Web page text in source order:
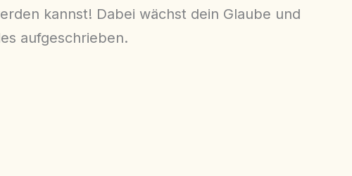
kannst! Dabei wächst dein Glaube und
aufgeschrieben.